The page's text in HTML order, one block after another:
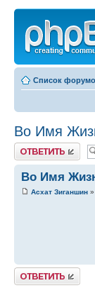
Список
Во Имя
Ответить
Во Имя
Асхат Зиганшин
Ответить